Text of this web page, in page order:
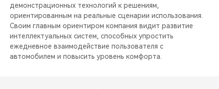
демонстрационных технологий к решениям,
ориентированным на реальные сценарии использования.
Своим главным ориентиром компания видит развитие
интеллектуальных систем, способных упростить
ежедневное взаимодействие пользователя с
автомобилем и повысить уровень комфорта.